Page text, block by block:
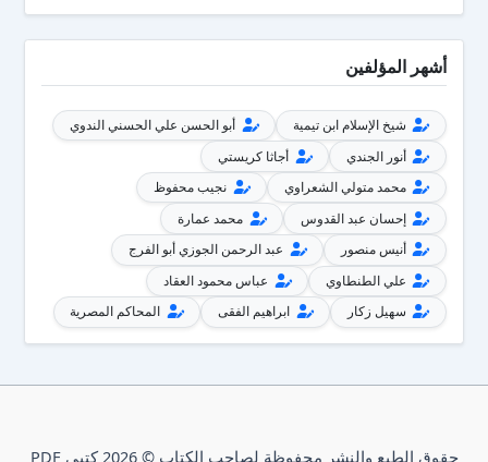
أشهر المؤلفين
شيخ الإسلام ابن تيمية
أبو الحسن علي الحسني الندوي
أنور الجندي
أجاثا كريستي
محمد متولي الشعراوي
نجيب محفوظ
إحسان عبد القدوس
محمد عمارة
أنيس منصور
عبد الرحمن الجوزي أبو الفرج
علي الطنطاوي
عباس محمود العقاد
سهيل زكار
ابراهيم الفقى المحاكم المصرية
حقوق الطبع والنشر محفوظة لصاحب الكتاب © 2026 كتبي PDF